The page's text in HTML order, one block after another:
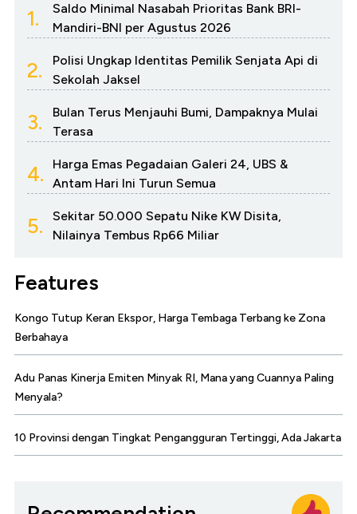
1.
Saldo Minimal Nasabah Prioritas Bank BRI-
Mandiri-BNI per Agustus 2026
2.
Polisi Ungkap Identitas Pemilik Senjata Api di
Sekolah Jaksel
3.
Bulan Terus Menjauhi Bumi, Dampaknya Mulai
Terasa
4.
Harga Emas Pegadaian Galeri 24, UBS &
Antam Hari Ini Turun Semua
5.
Sekitar 50.000 Sepatu Nike KW Disita,
Nilainya Tembus Rp66 Miliar
Features
Kongo Tutup Keran Ekspor, Harga Tembaga Terbang ke Zona
Berbahaya
Adu Panas Kinerja Emiten Minyak RI, Mana yang Cuannya Paling
Menyala?
10 Provinsi dengan Tingkat Pengangguran Tertinggi, Ada Jakarta